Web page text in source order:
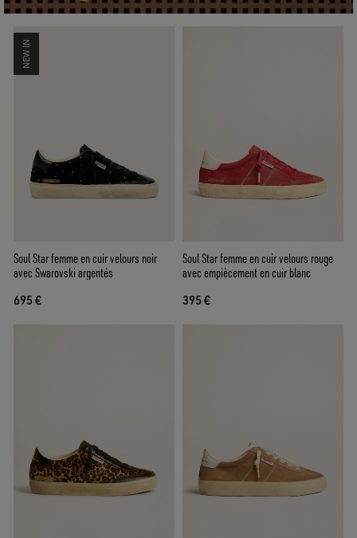
NEW IN
Soul Star femme en cuir velours noir
avec Swarovski argentés
695 €
Soul Star femme en cuir velours rouge
avec empiècement en cuir blanc
395 €